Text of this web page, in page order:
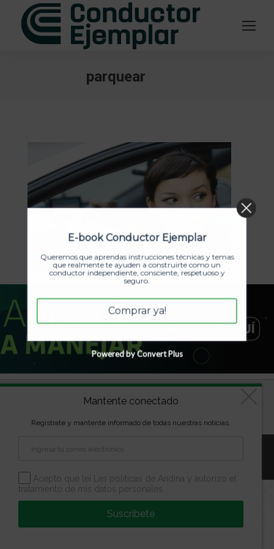
parquear
propiedad de la Escuela Andina | Todos los derechos
reservados
Aviso Legal Política de Privacidad
Mantente conectado
Regístrate y mantente informado de todas nuestras noticias.
Acepto que leí Las políticas de Andina y autorizo el
tratamiento de mis datos personales.
Suscríbete
E-book Conductor Ejemplar
Queremos que aprendas instrucciones técnicas y temas
que realmente te ayuden a construirte como un
conductor independiente, consciente, respetuoso y
seguro.
Comprar ya!
Powered by Convert Plus